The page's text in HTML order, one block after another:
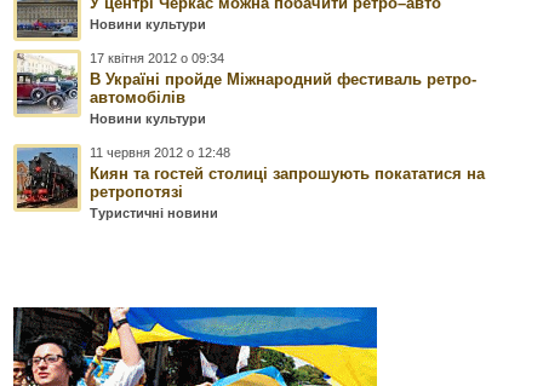
Новини культури
17 квітня 2012 о 09:34
В Україні пройде Міжнародний фестиваль ретро-
автомобілів
Новини культури
11 червня 2012 о 12:48
Киян та гостей столиці запрошують покататися на
ретропотязі
Туристичні новини